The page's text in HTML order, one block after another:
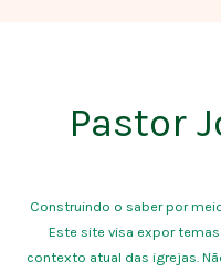
Pastor
Construindo o saber por
Este site visa expor
contexto atual das igrejas.